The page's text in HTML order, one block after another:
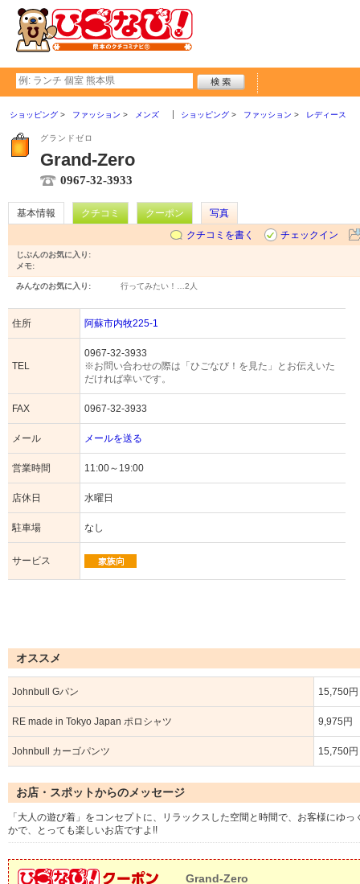
ショッピング ファッション メンズ ショッピング ファッション レディース
グランドゼロ
Grand-Zero
0967-32-3933
基本情報 クチコミ クーポン
写真
クチコミを書く
チェックイン
じぶんのお気に入り:
メモ:
みんなのお気に入り: 行ってみたい！… 2人
住所 阿蘇市内牧225-1
TEL
0967-32-3933
※お問い合わせの際は「ひごなび！を見た」とお伝えいた
だければ幸いです。
FAX 0967-32-3933
メール メールを送る
営業時間 11:00～19:00
店休日 水曜日
駐車場 なし
サービス
オススメ
Johnbull Gパン 15,750円
RE made in Tokyo Japan ポロシャツ 9,975円
Johnbull カーゴパンツ 15,750円
お店・スポットからのメッセージ
「大人の遊び着」をコンセプトに、リラックスした空間と時間で、お客様にゆ
かで、とっても楽しいお店ですよ!!
Grand-Zero